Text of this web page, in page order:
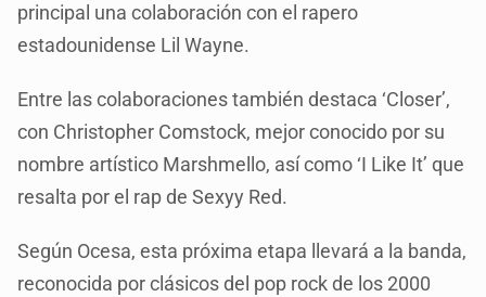
principal una colaboración con el rapero
estadounidense Lil Wayne.
Entre las colaboraciones también destaca ‘Closer’,
con Christopher Comstock, mejor conocido por su
nombre artístico Marshmello, así como ‘I Like It’ que
resalta por el rap de Sexyy Red.
Según Ocesa, esta próxima etapa llevará a la banda,
reconocida por clásicos del pop rock de los 2000